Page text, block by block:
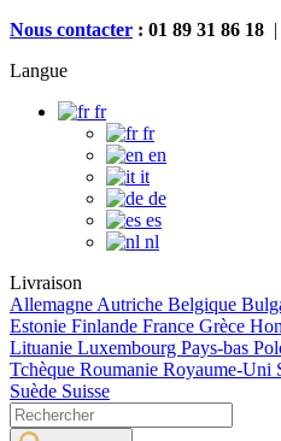
Nous contacter : 01 89 31 86 18 |
Langue
fr
fr
en
it
de
es
nl
Livraison
Allemagne Autriche Belgique
Estonie Finlande France Grèce
Lituanie Luxembourg Pays-bas
Tchèque Roumanie Royaume-Uni
Suède Suisse